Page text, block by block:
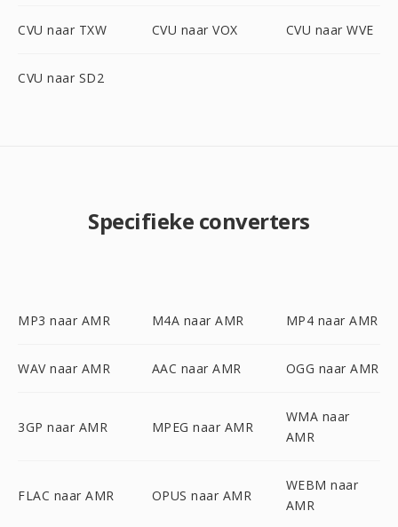
CVU naar TXW CVU naar VOX CVU naar WVE
CVU naar SD2
Specifieke converters
MP3 naar AMR M4A naar AMR MP4 naar AMR
WAV naar AMR AAC naar AMR OGG naar AMR
3GP naar AMR MPEG naar AMR
WMA naar
AMR
FLAC naar AMR OPUS naar AMR
WEBM naar
AMR